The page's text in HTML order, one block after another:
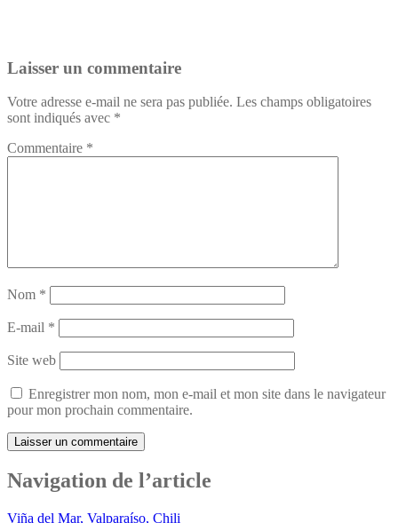
Laisser un commentaire
Votre adresse e-mail ne sera pas publiée. Les champs obligatoires
sont indiqués avec *
Commentaire *
Nom *
E-mail *
Site web
Enregistrer mon nom, mon e-mail et mon site dans le navigateur
pour mon prochain commentaire.
Navigation de l’article
Viña del Mar, Valparaíso, Chili